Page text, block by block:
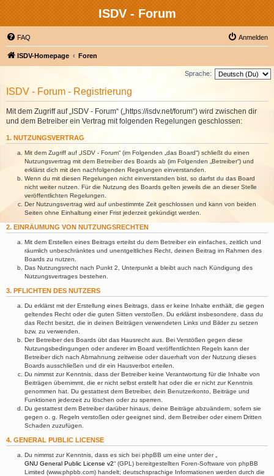
ISDV - Forum
FAQ Anmelden
ISDV-Homepage Foren
Sprache:
ISDV - Forum - Registrierung
Mit dem Zugriff auf „ISDV - Forum“ („https://isdv.net/forum“) wird zwischen dir
und dem Betreiber ein Vertrag mit folgenden Regelungen geschlossen:
1. NUTZUNGSVERTRAG
Mit dem Zugriff auf „ISDV - Forum“ (im Folgenden „das Board“) schließt du einen
Nutzungsvertrag mit dem Betreiber des Boards ab (im Folgenden „Betreiber“) und
erklärst dich mit den nachfolgenden Regelungen einverstanden.
Wenn du mit diesen Regelungen nicht einverstanden bist, so darfst du das Board
nicht weiter nutzen. Für die Nutzung des Boards gelten jeweils die an dieser Stelle
veröffentlichten Regelungen.
Der Nutzungsvertrag wird auf unbestimmte Zeit geschlossen und kann von beiden
Seiten ohne Einhaltung einer Frist jederzeit gekündigt werden.
2. EINRÄUMUNG VON NUTZUNGSRECHTEN
Mit dem Erstellen eines Beitrags erteilst du dem Betreiber ein einfaches, zeitlich und
räumlich unbeschränktes und unentgeltliches Recht, deinen Beitrag im Rahmen des
Boards zu nutzen.
Das Nutzungsrecht nach Punkt 2, Unterpunkt a bleibt auch nach Kündigung des
Nutzungsvertrages bestehen.
3. PFLICHTEN DES NUTZERS
Du erklärst mit der Erstellung eines Beitrags, dass er keine Inhalte enthält, die gegen
geltendes Recht oder die guten Sitten verstoßen. Du erklärst insbesondere, dass du
das Recht besitzt, die in deinen Beiträgen verwendeten Links und Bilder zu setzen
bzw. zu verwenden.
Der Betreiber des Boards übt das Hausrecht aus. Bei Verstößen gegen diese
Nutzungsbedingungen oder anderer im Board veröffentlichten Regeln kann der
Betreiber dich nach Abmahnung zeitweise oder dauerhaft von der Nutzung dieses
Boards ausschließen und dir ein Hausverbot erteilen.
Du nimmst zur Kenntnis, dass der Betreiber keine Verantwortung für die Inhalte von
Beiträgen übernimmt, die er nicht selbst erstellt hat oder die er nicht zur Kenntnis
genommen hat. Du gestattest dem Betreiber, dein Benutzerkonto, Beiträge und
Funktionen jederzeit zu löschen oder zu sperren.
Du gestattest dem Betreiber darüber hinaus, deine Beiträge abzuändern, sofern sie
gegen o. g. Regeln verstoßen oder geeignet sind, dem Betreiber oder einem Dritten
Schaden zuzufügen.
4. GENERAL PUBLIC LICENSE
Du nimmst zur Kenntnis, dass es sich bei phpBB um eine unter der „
GNU General Public License v2“ (GPL) bereitgestellten Foren-Software von phpBB
Limited (www.phpbb.com) handelt; deutschsprachige Informationen werden durch die